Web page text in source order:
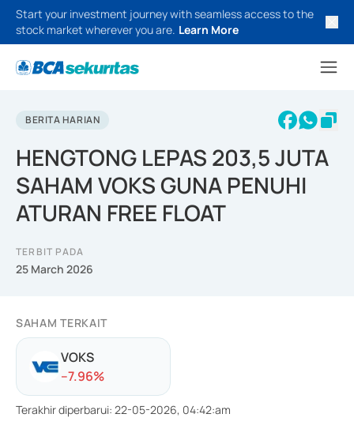
Start your investment journey with seamless access to the
stock market wherever you are. Learn More
BERITA HARIAN
HENGTONG LEPAS 203,5 JUTA
SAHAM VOKS GUNA PENUHI
ATURAN FREE FLOAT
TERBIT PADA
25 March 2026
SAHAM TERKAIT
VOKS
--7.96%
Terakhir diperbarui: 22-05-2026, 04:42:am